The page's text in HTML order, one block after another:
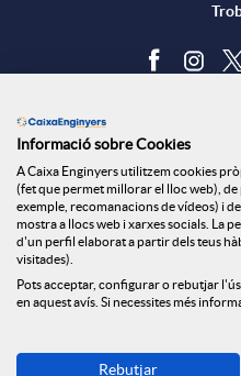
e
s
S
o
c
c
i
o
a
l
a
Política
Canal
Informació sobre Cookies
A Caixa Enginyers utilitzem cookies
(fet que permet millorar el lloc web),
exemple, recomanacions de vídeos) i
mostra a llocs web i xarxes socials. La
d'un perfil elaborat a partir dels teus
visitades).
Pots acceptar, configurar o rebutjar
en aquest avís. Si necessites més
Rebutjar